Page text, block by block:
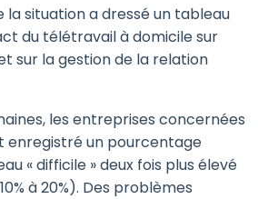
la situation a dressé un tableau
du télétravail à domicile sur
sur la gestion de la relation
les entreprises concernées
un pourcentage
« difficile » deux fois plus élevé
à 20%). Des problèmes